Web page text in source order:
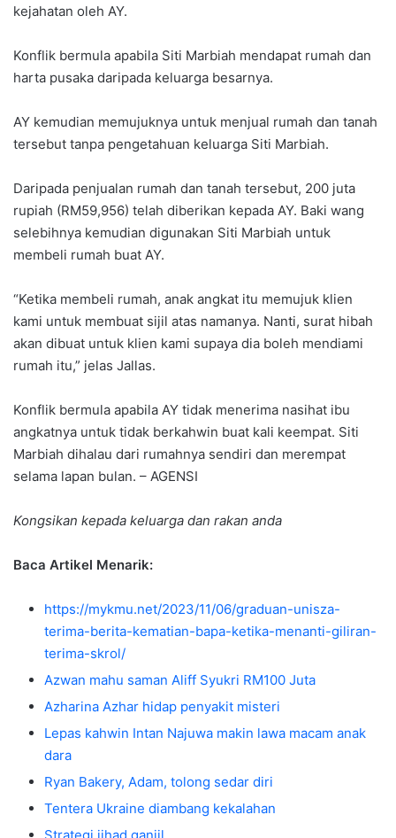
kejahatan oleh AY.
Konflik bermula apabila Siti Marbiah mendapat rumah dan
harta pusaka daripada keluarga besarnya.
AY kemudian memujuknya untuk menjual rumah dan tanah
tersebut tanpa pengetahuan keluarga Siti Marbiah.
Daripada penjualan rumah dan tanah tersebut, 200 juta
rupiah (RM59,956) telah diberikan kepada AY. Baki wang
selebihnya kemudian digunakan Siti Marbiah untuk
membeli rumah buat AY.
“Ketika membeli rumah, anak angkat itu memujuk klien
kami untuk membuat sijil atas namanya. Nanti, surat hibah
akan dibuat untuk klien kami supaya dia boleh mendiami
rumah itu,” jelas Jallas.
Konflik bermula apabila AY tidak menerima nasihat ibu
angkatnya untuk tidak berkahwin buat kali keempat. Siti
Marbiah dihalau dari rumahnya sendiri dan merempat
selama lapan bulan. – AGENSI
Kongsikan kepada keluarga dan rakan anda
Baca Artikel Menarik:
https://mykmu.net/2023/11/06/graduan-unisza-
terima-berita-kematian-bapa-ketika-menanti-giliran-
terima-skrol/
Azwan mahu saman Aliff Syukri RM100 Juta
Azharina Azhar hidap penyakit misteri
Lepas kahwin Intan Najuwa makin lawa macam anak
dara
Ryan Bakery, Adam, tolong sedar diri
Tentera Ukraine diambang kekalahan